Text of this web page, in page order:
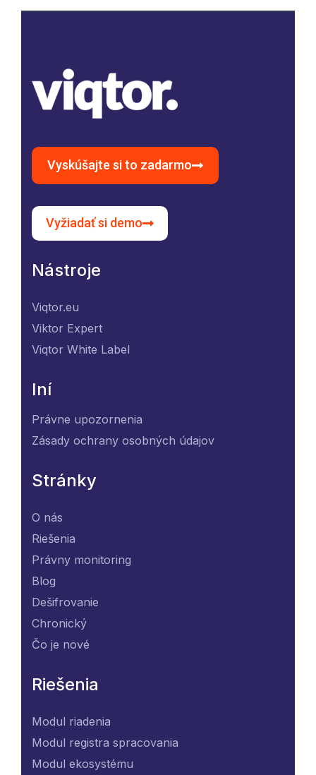
Vyskúšajte si to zadarmo
Vyžiadať si demo
Nástroje
Viqtor.eu
Viktor Expert
Viqtor White Label
Iní
Právne upozornenia
Zásady ochrany osobných údajov
Stránky
O nás
Riešenia
Právny monitoring
Blog
Dešifrovanie
Chronický
Čo je nové
Riešenia
Modul riadenia
Modul registra spracovania
Modul ekosystému